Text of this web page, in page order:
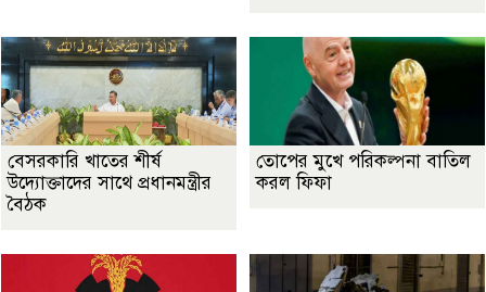
বেসরকারি খাতের শীর্ষ
উদ্যোক্তাদের সাথে প্রধানমন্ত্রীর
বৈঠক
তোপের মুখে পরিকল্পনা বাতিল
করল ফিফা